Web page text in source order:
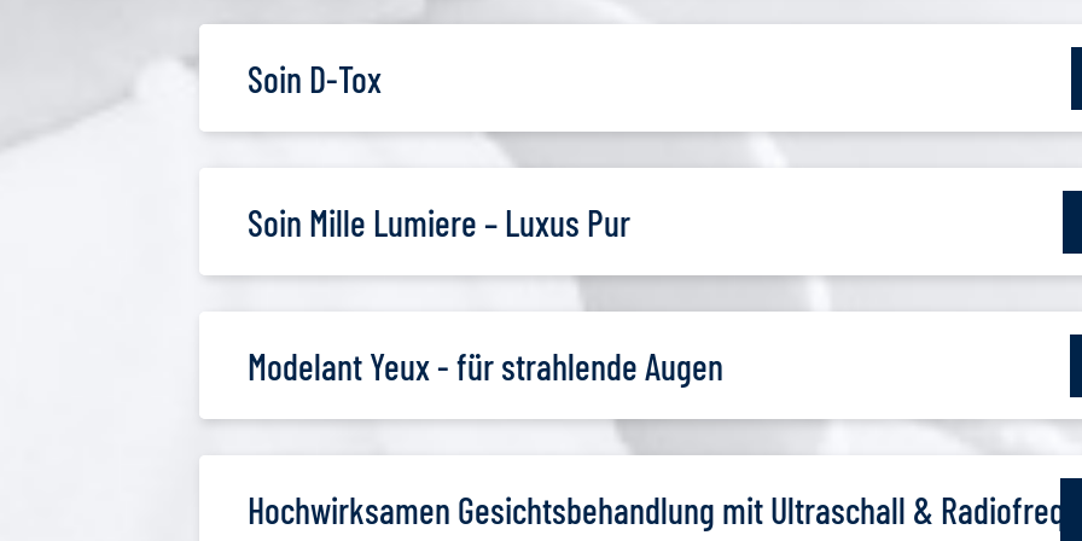
Soin D-Tox
Soin Mille Lumiere – Luxus Pur
Modelant Yeux - für strahlende Augen
Hochwirksamen Gesichtsbehandlung mit Ultraschall &